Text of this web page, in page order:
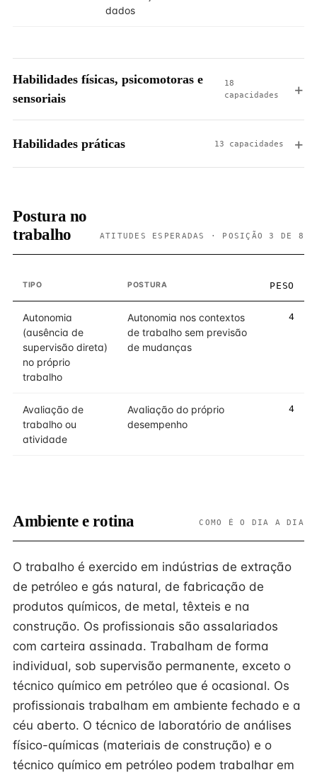
dados
Habilidades físicas, psicomotoras e
sensoriais
18
capacidades
Habilidades práticas 13 capacidades
Postura no
trabalho
ATITUDES ESPERADAS · POSIÇÃO 3 DE 8
TIPO POSTURA PESO
Autonomia
(ausência de
supervisão direta)
no próprio
trabalho
Autonomia nos contextos
de trabalho sem previsão
de mudanças
4
Avaliação de
trabalho ou
atividade
Avaliação do próprio
desempenho
4
Ambiente e rotina COMO É O DIA A DIA
O trabalho é exercido em indústrias de extração
de petróleo e gás natural, de fabricação de
produtos químicos, de metal, têxteis e na
construção. Os profissionais são assalariados
com carteira assinada. Trabalham de forma
individual, sob supervisão permanente, exceto o
técnico químico em petróleo que é ocasional. Os
profissionais trabalham em ambiente fechado e a
céu aberto. O técnico de laboratório de análises
físico-químicas (materiais de construção) e o
técnico químico em petróleo podem trabalhar em